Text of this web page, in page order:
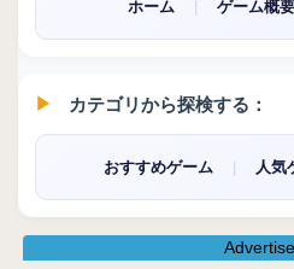
ホーム ゲーム概要
カテゴリから探検する：
おすすめゲーム 人気